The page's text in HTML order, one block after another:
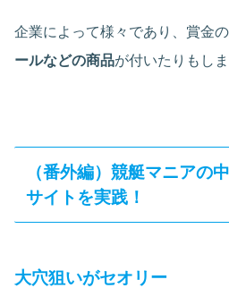
企業によって様々であり、賞金
ールなどの商品が付いたりもしま
（番外編）競艇マニアの
サイトを実践！
大穴狙いがセオリー